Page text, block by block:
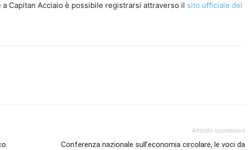
Capitan Acciaio è possibile registrarsi attraverso il sito ufficiale del
Articolo successivo
Conferenza nazionale sull’economia circolare, le voci da